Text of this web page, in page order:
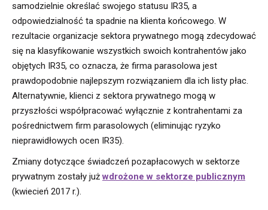
samodzielnie określać swojego statusu IR35, a
odpowiedzialność ta spadnie na klienta końcowego. W
rezultacie organizacje sektora prywatnego mogą zdecydować
się na klasyfikowanie wszystkich swoich kontrahentów jako
objętych IR35, co oznacza, że ​​firma parasolowa jest
prawdopodobnie najlepszym rozwiązaniem dla ich listy płac.
Alternatywnie, klienci z sektora prywatnego mogą w
przyszłości współpracować wyłącznie z kontrahentami za
pośrednictwem firm parasolowych (eliminując ryzyko
nieprawidłowych ocen IR35).
Zmiany dotyczące świadczeń pozapłacowych w sektorze
prywatnym zostały jużwdrożone w sektorze publicznym
(kwiecień 2017 r.).